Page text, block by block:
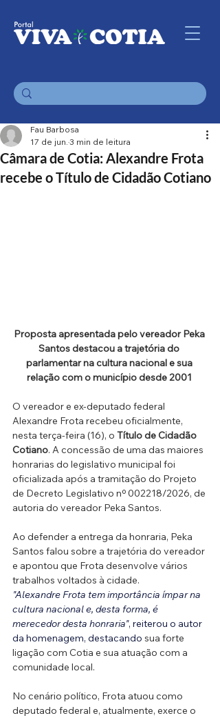
Câmara de Cotia: Alexandre Frota
recebe o Título de Cidadão Cotiano
Fau Barbosa
17 de jun. 3 min de leitura
Proposta apresentada pelo vereador Peka
Santos destacou a trajetória do
parlamentar na cultura nacional e sua
relação com o município desde 2001
O vereador e ex-deputado federal
Alexandre Frota recebeu oficialmente,
nesta terça-feira (16), o Título de Cidadão
Cotiano. A concessão de uma das maiores
honrarias do legislativo municipal foi
oficializada após a tramitação do Projeto
de Decreto Legislativo nº 002218/2026, de
autoria do vereador Peka Santos.
Ao defender a entrega da honraria, Peka
Santos falou sobre a trajetória do vereador
e apontou que Frota desenvolve vários
trabalhos voltados à cidade.
"Alexandre Frota tem importância ímpar na
cultura nacional e, desta forma, é
merecedor desta honraria", reiterou o autor
da homenagem, destacando sua forte
ligação com Cotia e sua atuação com a
comunidade local.
No cenário político, Frota atuou como
deputado federal e, atualmente, exerce o